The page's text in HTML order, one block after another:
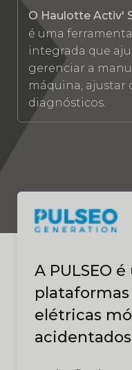
O Haulotte Activ'
é uma
integrada que
gerenciar a
máquina, ajustar
diagnósticos.
A PULSEO
elétricas